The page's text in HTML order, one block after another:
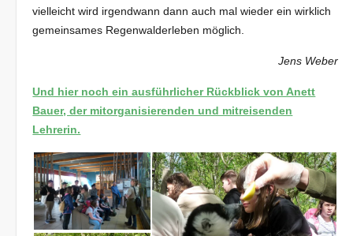
vielleicht wird irgendwann dann auch mal wieder ein wirklich
gemeinsames Regenwalderleben möglich.
Jens Weber
Und hier noch ein ausführlicher Rückblick von Anett
Bauer, der mitorganisierenden und mitreisenden
Lehrerin.